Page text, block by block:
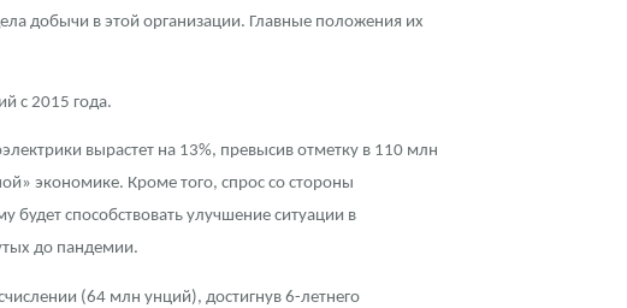
добычи в этой организации. Главные положения их
с 2015 года.
вырастет на 13%, превысив отметку в 110 млн
экономике. Кроме того, спрос со стороны
будет способствовать улучшение ситуации в
до пандемии.
(64 млн унций), достигнув 6-летнего